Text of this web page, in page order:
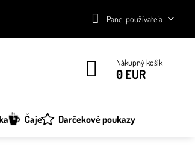
Panel používateľa
Nákupný košík
0 EUR
Čaje Darčekové poukazy